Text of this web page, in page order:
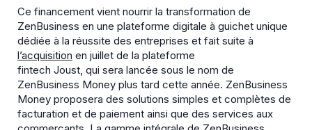
Ce financement vient nourrir la transformation de
ZenBusiness en une plateforme digitale à guichet unique
dédiée à la réussite des entreprises et fait suite à
l’acquisition en juillet de la plateforme
fintech Joust, qui sera lancée sous le nom de
ZenBusiness Money plus tard cette année. ZenBusiness
Money proposera des solutions simples et complètes de
facturation et de paiement ainsi que des services aux